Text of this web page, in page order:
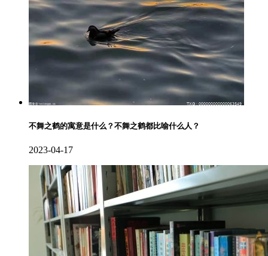
不舞之鹤的寓意是什么？不舞之鹤都比喻什么人？
2023-04-17